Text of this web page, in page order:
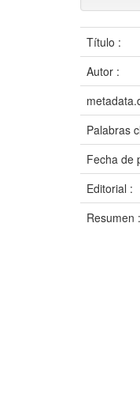
Título :
Autor :
Palabras
Fecha de
Editorial :
Resumen :